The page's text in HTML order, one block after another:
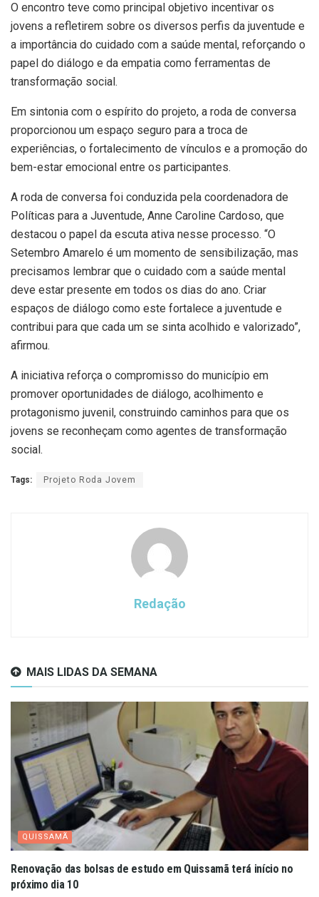
O encontro teve como principal objetivo incentivar os
jovens a refletirem sobre os diversos perfis da juventude e
a importância do cuidado com a saúde mental, reforçando o
papel do diálogo e da empatia como ferramentas de
transformação social.
Em sintonia com o espírito do projeto, a roda de conversa
proporcionou um espaço seguro para a troca de
experiências, o fortalecimento de vínculos e a promoção do
bem-estar emocional entre os participantes.
A roda de conversa foi conduzida pela coordenadora de
Políticas para a Juventude, Anne Caroline Cardoso, que
destacou o papel da escuta ativa nesse processo. “O
Setembro Amarelo é um momento de sensibilização, mas
precisamos lembrar que o cuidado com a saúde mental
deve estar presente em todos os dias do ano. Criar
espaços de diálogo como este fortalece a juventude e
contribui para que cada um se sinta acolhido e valorizado”,
afirmou.
A iniciativa reforça o compromisso do município em
promover oportunidades de diálogo, acolhimento e
protagonismo juvenil, construindo caminhos para que os
jovens se reconheçam como agentes de transformação
social.
Tags: Projeto Roda Jovem
Redação
MAIS LIDAS DA SEMANA
QUISSAMÃ
Renovação das bolsas de estudo em Quissamã terá início no
próximo dia 10